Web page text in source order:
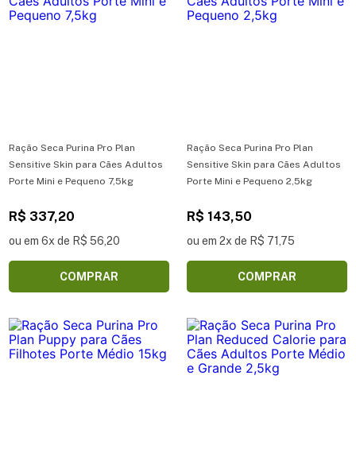
Ração Seca Purina Pro Plan
Sensitive Skin para Cães Adultos
Porte Mini e Pequeno 7,5kg
R$ 337,20
ou em 6x de R$ 56,20
COMPRAR
Ração Seca Purina Pro Plan
Sensitive Skin para Cães Adultos
Porte Mini e Pequeno 2,5kg
R$ 143,50
ou em 2x de R$ 71,75
COMPRAR